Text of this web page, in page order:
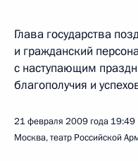
Глава государства
и гражданский
с наступающим
благополучия и
21 февраля 2009 года 19:49
Москва, театр Российской